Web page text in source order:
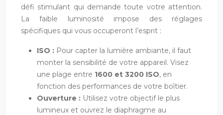
défi stimulant qui demande toute votre attention.
La faible luminosité impose des réglages
spécifiques qui vous occuperont l’esprit :
ISO : Pour capter la lumière ambiante, il faut
monter la sensibilité de votre appareil. Visez
une plage entre 1600 et 3200 ISO, en
fonction des performances de votre boîtier.
Ouverture : Utilisez votre objectif le plus
lumineux et ouvrez le diaphragme au